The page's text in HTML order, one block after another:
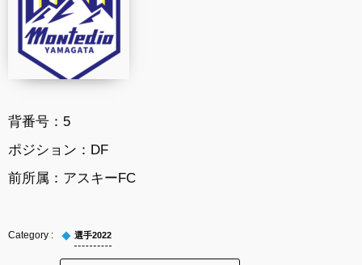
背番号： 5
ポジション： DF
前所属： アスキーFC
選手2022